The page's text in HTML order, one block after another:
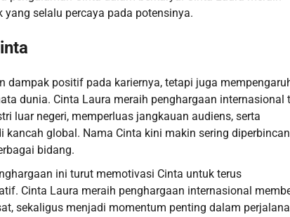
selalu percaya pada potensinya.
dampak positif pada kariernya, tetapi juga
dunia. Cinta Laura meraih penghargaan internasional
luar negeri, memperluas jangkauan audiens, serta
global. Nama Cinta kini makin sering
bidang.
ini turut memotivasi Cinta untuk terus
Cinta Laura meraih penghargaan internasional
sekaligus menjadi momentum penting dalam